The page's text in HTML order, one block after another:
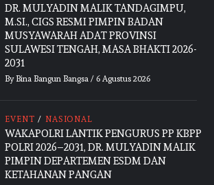
DR. MULYADIN MALIK TANDAGIMPU,
M.SI., CIGS RESMI PIMPIN BADAN
MUSYAWARAH ADAT PROVINSI
SULAWESI TENGAH, MASA BHAKTI 2026-
2031
By Bina Bangun Bangsa/ 6 Agustus 2026
EVENT / NASIONAL
WAKAPOLRI LANTIK PENGURUS PP KBPP
POLRI 2026–2031, DR. MULYADIN MALIK
PIMPIN DEPARTEMEN ESDM DAN
KETAHANAN PANGAN